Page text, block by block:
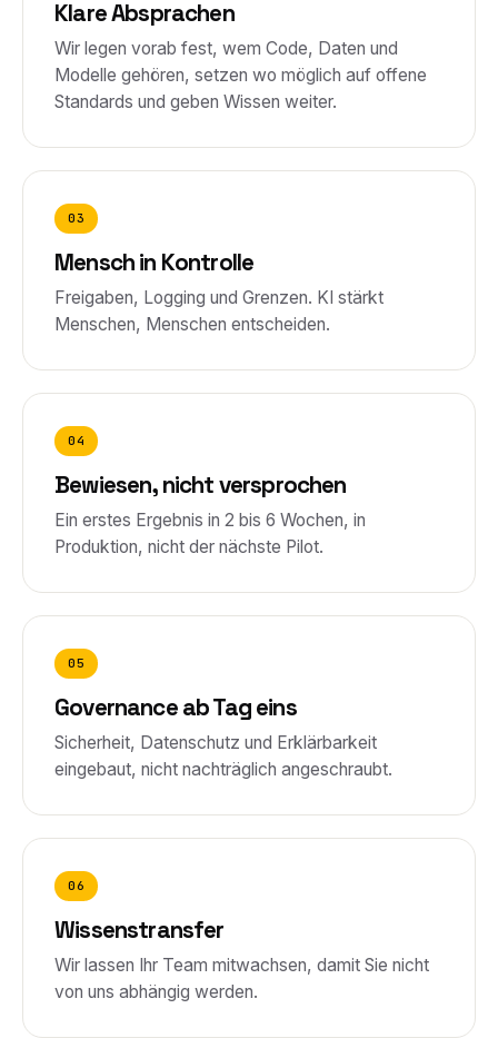
Klare Absprachen
Wir legen vorab fest, wem Code, Daten und
Modelle gehören, setzen wo möglich auf offene
Standards und geben Wissen weiter.
03
Mensch in Kontrolle
Freigaben, Logging und Grenzen. KI stärkt
Menschen, Menschen entscheiden.
04
Bewiesen, nicht versprochen
Ein erstes Ergebnis in 2 bis 6 Wochen, in
Produktion, nicht der nächste Pilot.
05
Governance ab Tag eins
Sicherheit, Datenschutz und Erklärbarkeit
eingebaut, nicht nachträglich angeschraubt.
06
Wissenstransfer
Wir lassen Ihr Team mitwachsen, damit Sie nicht
von uns abhängig werden.